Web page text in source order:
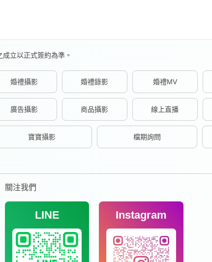
立以正式簽約為準。
婚禮攝影 婚禮錄影 婚禮MV
廣告攝影 商品攝影 線上直播
寶寶攝影 檔期詢問
關注我們
LINE Instagram